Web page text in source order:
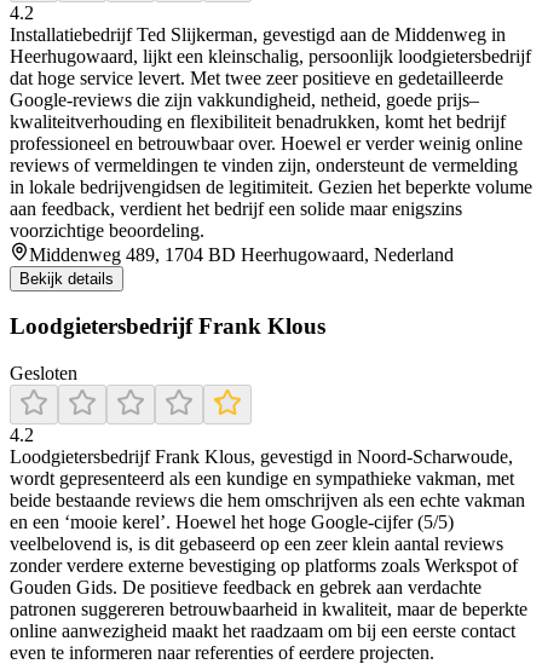
4.2
Installatiebedrijf Ted Slijkerman, gevestigd aan de Middenweg in
Heerhugowaard, lijkt een kleinschalig, persoonlijk loodgietersbedrijf
dat hoge service levert. Met twee zeer positieve en gedetailleerde
Google‑reviews die zijn vakkundigheid, netheid, goede prijs–
kwaliteitverhouding en flexibiliteit benadrukken, komt het bedrijf
professioneel en betrouwbaar over. Hoewel er verder weinig online
reviews of vermeldingen te vinden zijn, ondersteunt de vermelding
in lokale bedrijvengidsen de legitimiteit. Gezien het beperkte volume
aan feedback, verdient het bedrijf een solide maar enigszins
voorzichtige beoordeling.
Middenweg 489, 1704 BD Heerhugowaard, Nederland
Bekijk details
Loodgietersbedrijf Frank Klous
Gesloten
4.2
Loodgietersbedrijf Frank Klous, gevestigd in Noord‑Scharwoude,
wordt gepresenteerd als een kundige en sympathieke vakman, met
beide bestaande reviews die hem omschrijven als een echte vakman
en een ‘mooie kerel’. Hoewel het hoge Google‑cijfer (5/5)
veelbelovend is, is dit gebaseerd op een zeer klein aantal reviews
zonder verdere externe bevestiging op platforms zoals Werkspot of
Gouden Gids. De positieve feedback en gebrek aan verdachte
patronen suggereren betrouwbaarheid in kwaliteit, maar de beperkte
online aanwezigheid maakt het raadzaam om bij een eerste contact
even te informeren naar referenties of eerdere projecten.